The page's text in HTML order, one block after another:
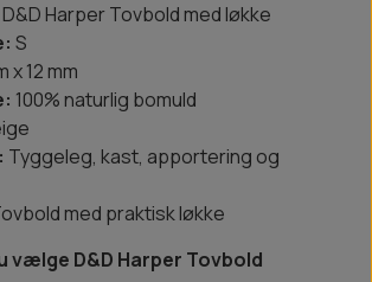
D&D Harper Tovbold med løkke
S
x 12 mm
100% naturlig bomuld
Tyggeleg, kast, apportering og
med praktisk løkke
vælge D&D Harper Tovbold